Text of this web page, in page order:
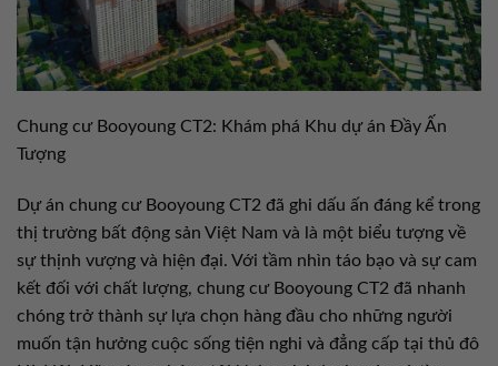
Chung cư Booyoung CT2: Khám phá Khu dự án Đầy Ấn
Tượng
Dự án chung cư Booyoung CT2 đã ghi dấu ấn đáng kể trong
thị trường bất động sản Việt Nam và là một biểu tượng về
sự thịnh vượng và hiện đại. Với tầm nhìn táo bạo và sự cam
kết đối với chất lượng, chung cư Booyoung CT2 đã nhanh
chóng trở thành sự lựa chọn hàng đầu cho những người
muốn tận hưởng cuộc sống tiện nghi và đẳng cấp tại thủ đô